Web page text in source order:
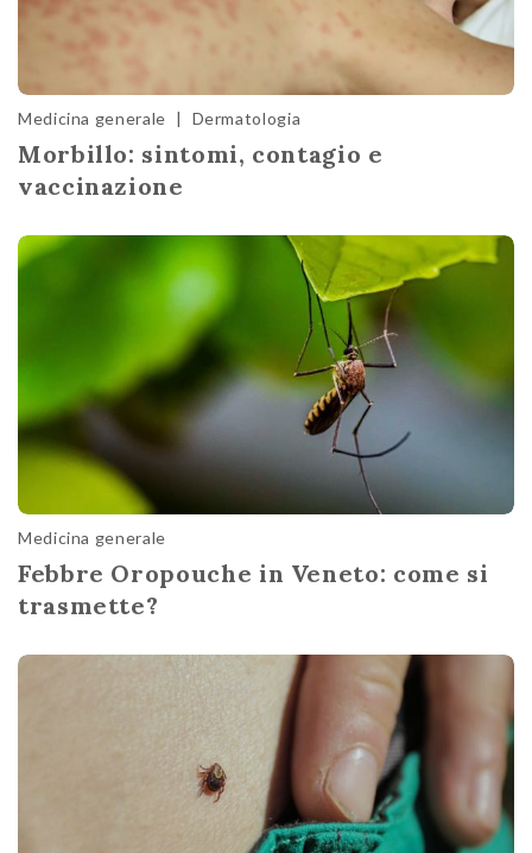
Medicina generale | Dermatologia
Morbillo: sintomi, contagio e
vaccinazione
Medicina generale
Febbre Oropouche in Veneto: come si
trasmette?